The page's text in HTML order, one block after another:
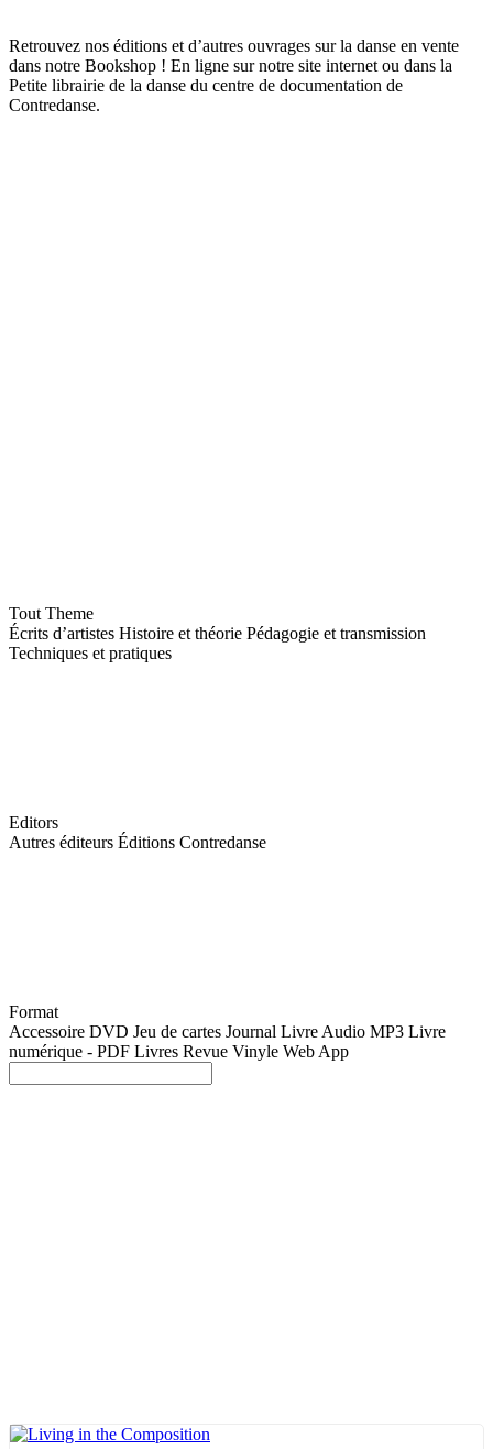
Retrouvez nos éditions et d’autres ouvrages sur la danse en vente
dans notre Bookshop ! En ligne sur notre site internet ou dans la
Petite librairie de la danse du centre de documentation de
Contredanse.
Tout Theme
Écrits d’artistes Histoire et théorie Pédagogie et transmission
Techniques et pratiques
Editors
Autres éditeurs Éditions Contredanse
Format
Accessoire DVD Jeu de cartes Journal Livre Audio MP3 Livre
numérique - PDF Livres Revue Vinyle Web App